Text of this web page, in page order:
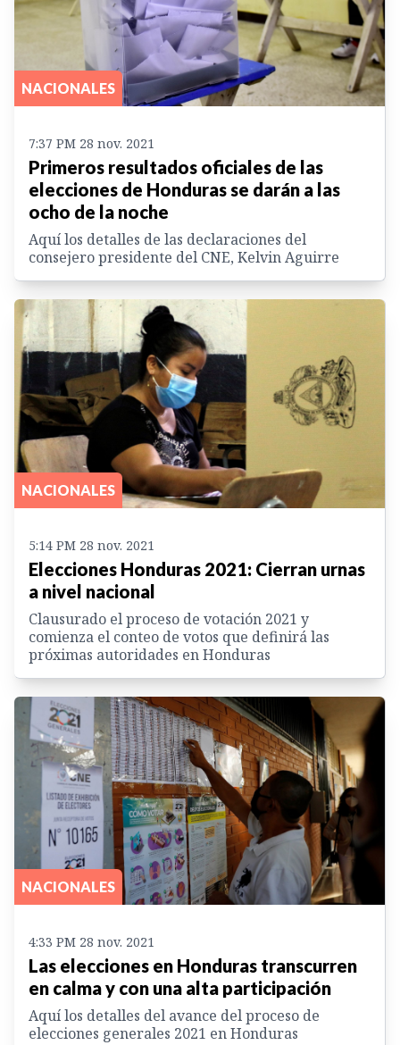
NACIONALES
7:37 PM 28 nov. 2021
Primeros resultados oficiales de las
elecciones de Honduras se darán a las
ocho de la noche
Aquí los detalles de las declaraciones del
consejero presidente del CNE, Kelvin Aguirre
NACIONALES
5:14 PM 28 nov. 2021
Elecciones Honduras 2021: Cierran urnas
a nivel nacional
Clausurado el proceso de votación 2021 y
comienza el conteo de votos que definirá las
próximas autoridades en Honduras
NACIONALES
4:33 PM 28 nov. 2021
Las elecciones en Honduras transcurren
en calma y con una alta participación
Aquí los detalles del avance del proceso de
elecciones generales 2021 en Honduras